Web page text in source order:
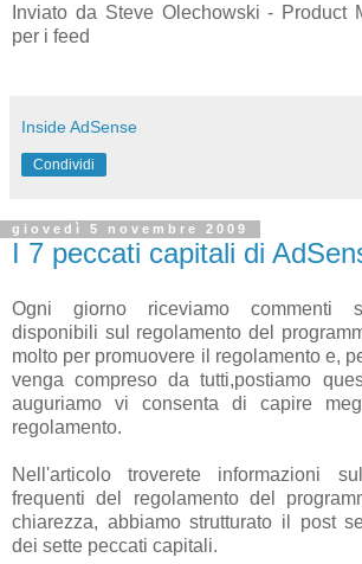
Inviato da Steve Olechowski - Product
per i feed
Inside AdSense
Condividi
giovedì 5 novembre 2009
I 7 peccati capitali di
Ogni giorno riceviamo commenti
disponibili sul regolamento del
molto per promuovere il regolamento e,
venga compreso da tutti,postiamo
auguriamo vi consenta di capire
regolamento.
Nell'articolo troverete informazioni
frequenti del regolamento del
chiarezza, abbiamo strutturato il post
dei sette peccati capitali.